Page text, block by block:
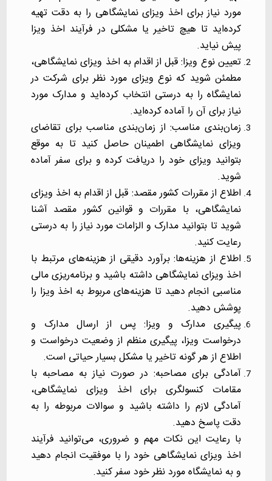
مورد نیاز برای اخذ ویزای نمایشگاهی را به دقت تهیه
کرده‌اید تا هیچ تاخیر یا مشکلی در فرآیند اخذ ویزا
پیش نیاید.
تعیین نوع ویزا: قبل از اقدام به اخذ ویزای نمایشگاهی،
مطمئن شوید که نوع ویزای مورد نظر برای شرکت در
نمایشگاه را به درستی انتخاب کرده‌اید و مدارک مورد
نیاز برای آن را آماده کرده‌اید.
زمان‌بندی مناسب: از زمان‌بندی مناسب برای تقاضای
ویزای نمایشگاهی اطمینان حاصل کنید تا به موقع
بتوانید ویزای خود را دریافت کرده و برای سفر آماده
شوید.
اطلاع از مقررات کشور مقصد: قبل از اقدام به اخذ ویزای
نمایشگاهی، با مقررات و قوانین کشور مقصد آشنا
شوید تا بتوانید مدارک و الزامات مورد نیاز را به درستی
رعایت کنید.
اطلاع از هزینه‌ها: برآورد دقیقی از هزینه‌های مرتبط با
اخذ ویزای نمایشگاهی داشته باشید و برنامه‌ریزی مالی
مناسبی انجام دهید تا هزینه‌های مربوط به اخذ ویزا را
پوشش دهید.
پیگیری مدارک و ویزا: پس از ارسال مدارک و
درخواست ویزا، پیگیری منظم از وضعیت درخواست و
اطلاع از هر گونه تاخیر یا مشکل بسیار حیاتی است.
آمادگی برای مصاحبه: در صورت نیاز به مصاحبه با
مقامات کنسولگری برای اخذ ویزای نمایشگاهی،
آمادگی لازم را داشته باشید و سوالات مربوطه را به
دقت پاسخ دهید.
با رعایت این نکات مهم و ضروری، می‌توانید فرآیند
اخذ ویزای نمایشگاهی خود را با موفقیت انجام دهید
و به نمایشگاه مورد نظر خود سفر کنید.